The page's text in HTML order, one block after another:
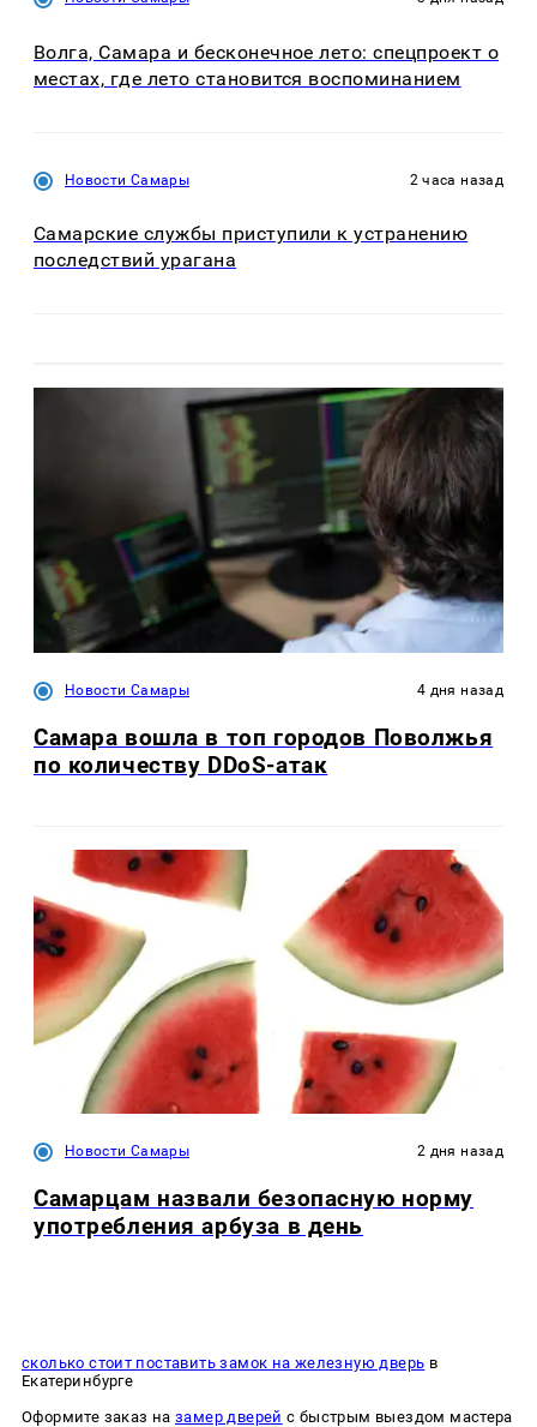
Волга, Самара и бесконечное лето: спецпроект о
местах, где лето становится воспоминанием
Новости Самары 2 часа назад
Самарские службы приступили к устранению
последствий урагана
Новости Самары 4 дня назад
Самара вошла в топ городов Поволжья
по количеству DDoS-атак
Новости Самары 2 дня назад
Самарцам назвали безопасную норму
употребления арбуза в день
сколько стоит поставить замок на железную дверь в
Екатеринбурге
Оформите заказ назамер дверей с быстрым выездом мастера